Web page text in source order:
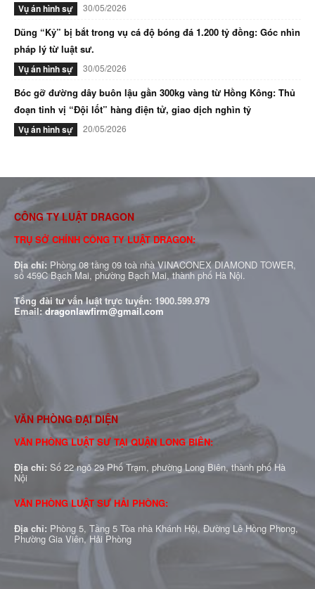
Vụ án hình sự 30/05/2026
Dũng “Kỷ” bị bắt trong vụ cá độ bóng đá 1.200 tỷ đồng: Góc nhìn
pháp lý từ luật sư.
Vụ án hình sự 30/05/2026
Bóc gỡ đường dây buôn lậu gần 300kg vàng từ Hồng Kông: Thủ
đoạn tinh vị “Đội lốt” hàng điện tử, giao dịch nghìn tỷ
Vụ án hình sự 20/05/2026
CÔNG TY LUẬT DRAGON
TRỤ SỞ CHÍNH CÔNG TY LUẬT DRAGON:
Địa chỉ: Phòng 08 tầng 09 toà nhà VINACONEX DIAMOND TOWER,
số 459C Bạch Mai, phường Bạch Mai, thành phố Hà Nội.
Tổng đài tư vấn luật trực tuyến: 1900.599.979
Email:dragonlawfirm@gmail.com
VĂN PHÒNG ĐẠI DIỆN
VĂN PHÒNG LUẬT SƯ TẠI QUẬN LONG BIÊN:
Địa chỉ: Số 22 ngõ 29 Phố Trạm, phường Long Biên, thành phố Hà
Nội
VĂN PHÒNG LUẬT SƯ HẢI PHÒNG:
Địa chỉ: Phòng 5, Tầng 5 Tòa nhà Khánh Hội, Đường Lê Hồng Phong,
Phường Gia Viên, Hải Phòng